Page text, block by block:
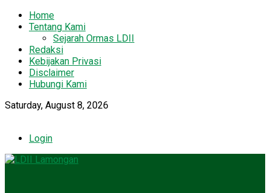
Home
Tentang Kami
Sejarah Ormas LDII
Redaksi
Kebijakan Privasi
Disclaimer
Hubungi Kami
Saturday, August 8, 2026
Login